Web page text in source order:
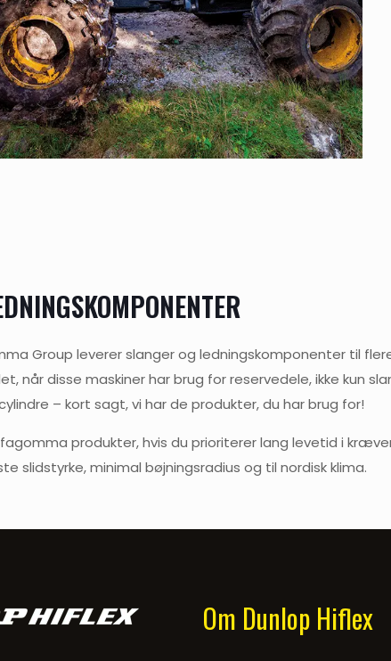
Group leverer slanger og ledningskomponenter til
når disse maskiner har brug for reservedele, ikke kun
– kort sagt, vi har de produkter, du har brug for!
produkter, hvis du prioriterer lang levetid i
slidstyrke, minimal bøjningsradius og til nordisk klima.
Om Dunlop Hiflex